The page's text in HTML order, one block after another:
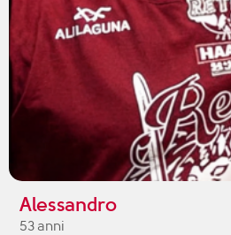
Alessandro
53 anni